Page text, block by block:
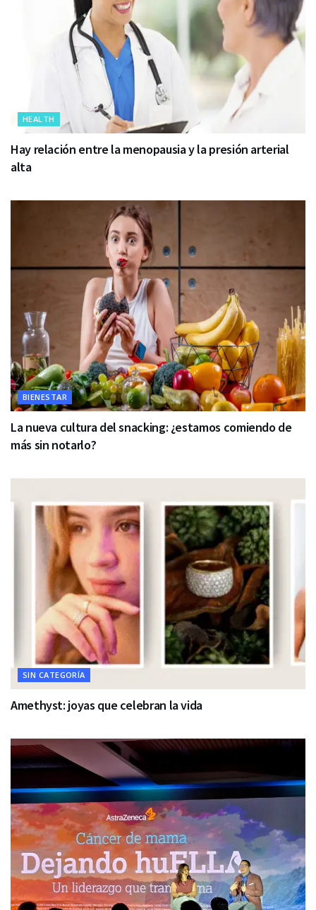
HEALTH
Hay relación entre la menopausia y la presión arterial
alta
BIENESTAR
La nueva cultura del snacking: ¿estamos comiendo de
más sin notarlo?
SIN CATEGORÍA
Amethyst: joyas que celebran la vida